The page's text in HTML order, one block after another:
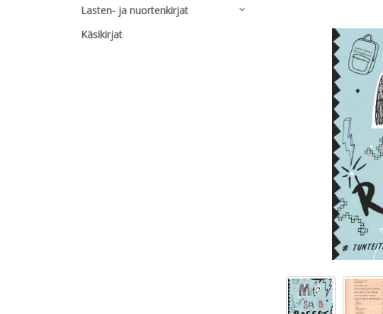
Lasten- ja nuortenkirjat
Käsikirjat